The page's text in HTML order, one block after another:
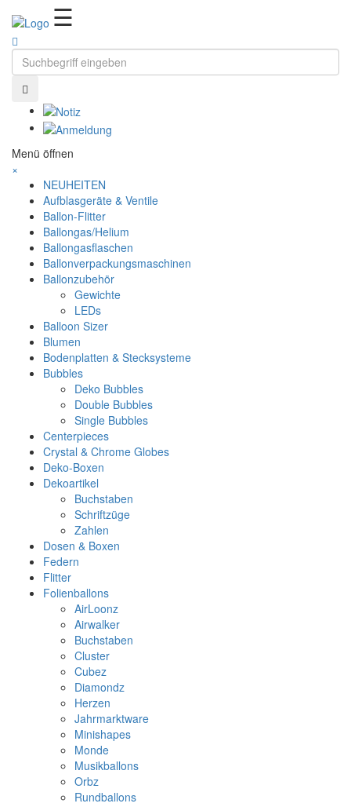
Ballonzauber
☰
Menü öffnen
×
NEUHEITEN
Aufblasgeräte & Ventile
Ballon-Flitter
Ballongas/Helium
Ballongasflaschen
Ballonverpackungsmaschinen
Ballonzubehör
Gewichte
LEDs
Balloon Sizer
Blumen
Bodenplatten & Stecksysteme
Bubbles
Deko Bubbles
Double Bubbles
Single Bubbles
Centerpieces
Crystal & Chrome Globes
Deko-Boxen
Dekoartikel
Buchstaben
Schriftzüge
Zahlen
Dosen & Boxen
Federn
Flitter
Folienballons
AirLoonz
Airwalker
Buchstaben
Cluster
Cubez
Diamondz
Herzen
Jahrmarktware
Minishapes
Monde
Musikballons
Orbz
Rundballons